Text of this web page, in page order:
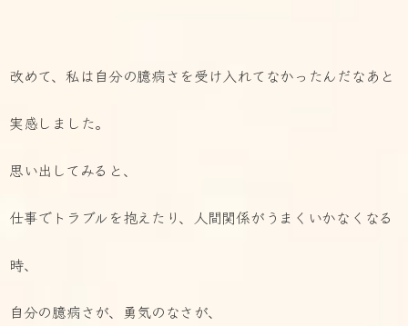
改めて、私は自分の臆病さを受け入れてなかったんだなあと
実感しました。
思い出してみると、
仕事でトラブルを抱えたり、人間関係がうまくいかなくなる
時、
自分の臆病さが、勇気のなさが、